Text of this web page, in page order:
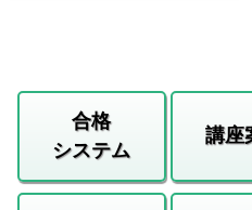
合格
システム
講座